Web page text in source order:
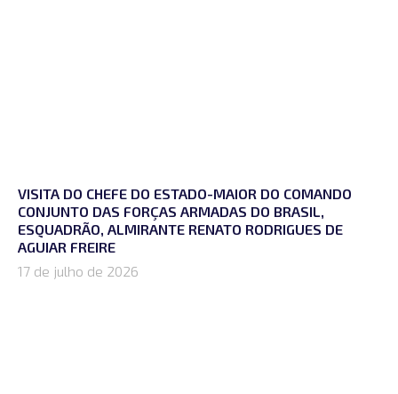
VISITA DO CHEFE DO ESTADO-MAIOR DO COMANDO
CONJUNTO DAS FORÇAS ARMADAS DO BRASIL,
ESQUADRÃO, ALMIRANTE RENATO RODRIGUES DE
AGUIAR FREIRE
17 de julho de 2026